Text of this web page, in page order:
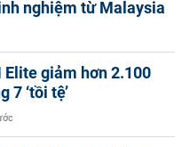
nghiệm từ Malaysia
Elite giảm hơn 2.100
7 ‘tồi tệ’